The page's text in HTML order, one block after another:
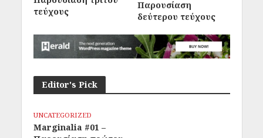
τεύχους
Παρουσίαση
δεύτερου τεύχους
Editor's Pick
UNCATEGORIZED
Marginalia #01 –